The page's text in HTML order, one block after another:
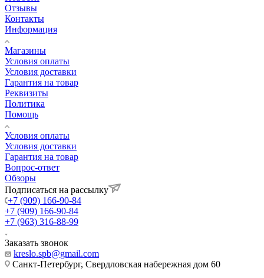
Отзывы
Контакты
Информация
Магазины
Условия оплаты
Условия доставки
Гарантия на товар
Реквизиты
Политика
Помощь
Условия оплаты
Условия доставки
Гарантия на товар
Вопрос-ответ
Обзоры
Подписаться на рассылку
+7 (909) 166-90-84
+7 (909) 166-90-84
+7 (963) 316-88-99
Заказать звонок
kreslo.spb@gmail.com
Санкт-Петербург, Свердловская набережная дом 60